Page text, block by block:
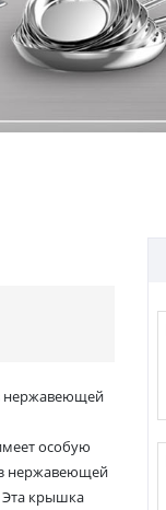
нержавеющей
особую
нержавеющей
Эта крышка